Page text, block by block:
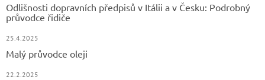
Odlišnosti dopravních předpisů v Itálii a v Česku: Podrobný
průvodce řidiče
25.4.2025
Malý průvodce oleji
22.2.2025